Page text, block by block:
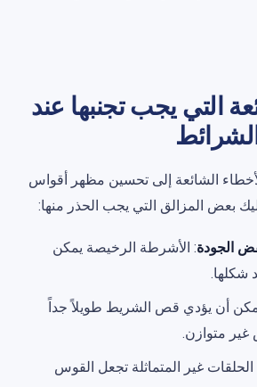
التي يجب تجنبها عند
الشائعة إلى تحسين مظهر أقواس
بعض المزالق التي يجب الحذر منها:
الجودة: الأشرطة الرخيصة يمكن
شكلها.
أن يؤدي قص الشريط طويلاً جداً
متوازن.
الحلقات غير المتماثلة تجعل القوس